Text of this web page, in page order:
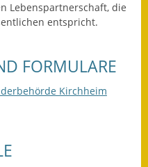
Lebenspartnerschaft, die
entspricht.
FORMULARE
Kirchheim